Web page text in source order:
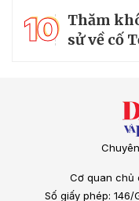
10 Thăm
sử về cố
Cơ quan chủ
Số giấy phép: 146/